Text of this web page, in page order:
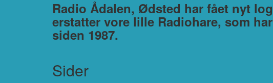
Radio Ådalen, Ødsted har fået nyt
erstatter vore lille Radiohare, som
siden 1987.
Sider